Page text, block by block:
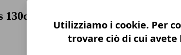
eat8 II 2023 Berlina, Dal
Utilizziamo i cookie. Per
trovare ciò di cui avete